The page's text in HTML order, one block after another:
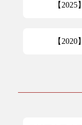
【2025】
【2020】